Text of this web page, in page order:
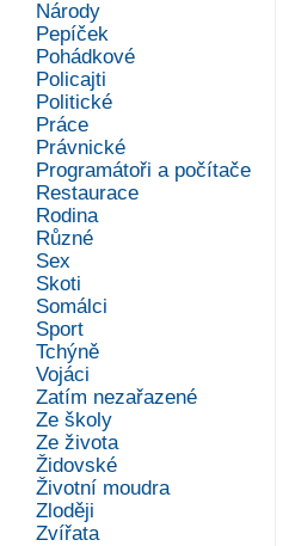
Národy
Pepíček
Pohádkové
Policajti
Politické
Práce
Právnické
Programátoři a počítače
Restaurace
Rodina
Různé
Sex
Skoti
Somálci
Sport
Tchýně
Vojáci
Zatím nezařazené
Ze školy
Ze života
Židovské
Životní moudra
Zloději
Zvířata